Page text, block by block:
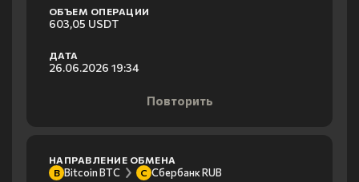
ОБЪЕМ ОПЕРАЦИИ
603,05 USDT
ДАТА
26.06.2026 19:34
Повторить
НАПРАВЛЕНИЕ ОБМЕНА
B Bitcoin BTC С Сбербанк RUB